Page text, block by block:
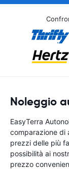
Noleggio
EasyTerra
comparazione di
prezzi delle più
possibilità ai
prezzo